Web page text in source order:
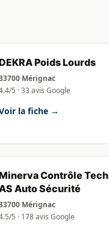
Poids Lourds
Mérignac
5 · 33 avis Google
la fiche →
Contrôle
Auto Sécurité
Mérignac
5 · 178 avis Google